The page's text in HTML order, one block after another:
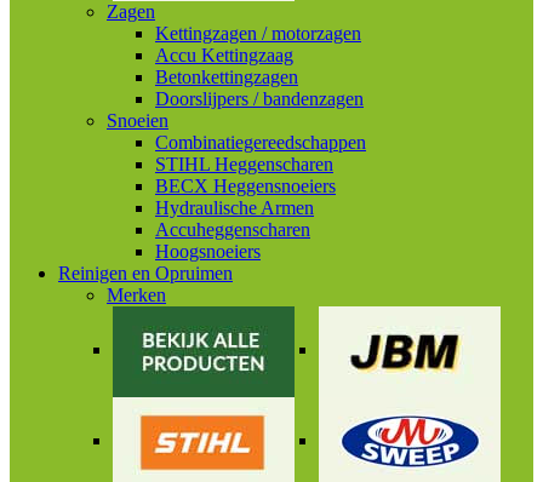
Zagen
Kettingzagen / motorzagen
Accu Kettingzaag
Betonkettingzagen
Doorslijpers / bandenzagen
Snoeien
Combinatiegereedschappen
STIHL Heggenscharen
BECX Heggensnoeiers
Hydraulische Armen
Accuheggenscharen
Hoogsnoeiers
Reinigen en Opruimen
Merken